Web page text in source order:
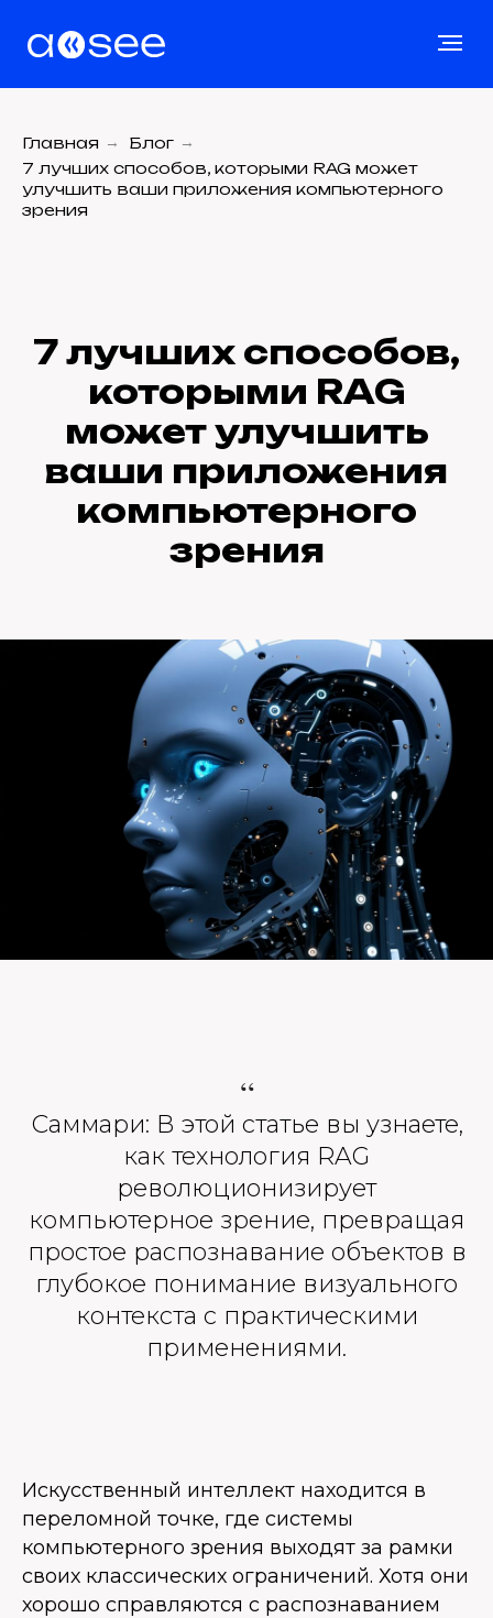
Главная → Блог →
7 лучших способов, которыми RAG может
улучшить ваши приложения компьютерного
зрения
7 лучших способов,
которыми RAG
может улучшить
ваши приложения
компьютерного
зрения
“
Саммари: В этой статье вы узнаете,
как технология RAG
революционизирует
компьютерное зрение, превращая
простое распознавание объектов в
глубокое понимание визуального
контекста с практическими
применениями.
Искусственный интеллект находится в
переломной точке, где системы
компьютерного зрения выходят за рамки
своих классических ограничений. Хотя они
хорошо справляются с распознаванием